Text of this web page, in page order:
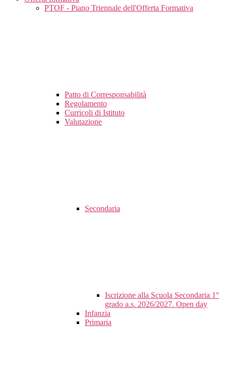
PTOF - Piano Triennale dell'Offerta Formativa
Patto di Corresponsabilità
Regolamento
Curricoli di Istituto
Valutazione
Secondaria
Iscrizione alla Scuola Secondaria 1°
grado a.s. 2026/2027. Open day
Infanzia
Primaria